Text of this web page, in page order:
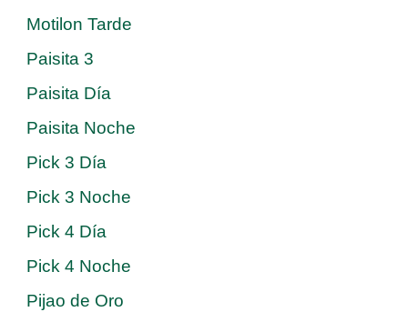
Motilon Tarde
Paisita 3
Paisita Día
Paisita Noche
Pick 3 Día
Pick 3 Noche
Pick 4 Día
Pick 4 Noche
Pijao de Oro